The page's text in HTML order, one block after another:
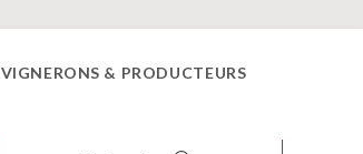
VIGNERONS & PRODUCTEURS